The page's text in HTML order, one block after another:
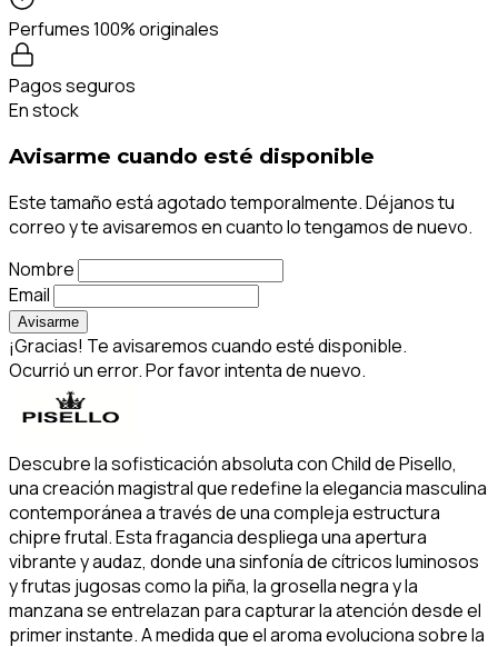
Perfumes 100% originales
Pagos seguros
En stock
Avisarme cuando esté disponible
Este tamaño está agotado temporalmente. Déjanos tu
correo y te avisaremos en cuanto lo tengamos de nuevo.
Nombre
Email
Avisarme
¡Gracias! Te avisaremos cuando esté disponible.
Ocurrió un error. Por favor intenta de nuevo.
Descubre la sofisticación absoluta con Child de Pisello,
una creación magistral que redefine la elegancia masculina
contemporánea a través de una compleja estructura
chipre frutal. Esta fragancia despliega una apertura
vibrante y audaz, donde una sinfonía de cítricos luminosos
y frutas jugosas como la piña, la grosella negra y la
manzana se entrelazan para capturar la atención desde el
primer instante. A medida que el aroma evoluciona sobre la